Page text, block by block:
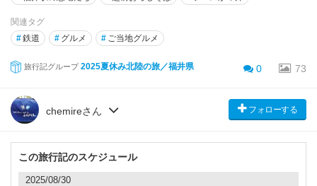
関連タグ
#鉄道 # グルメ # ご当地グルメ
旅行記グループ 2025夏休み北陸の旅／福井県 0 73
chemireさん フォローする
この旅行記のスケジュール
2025/08/30